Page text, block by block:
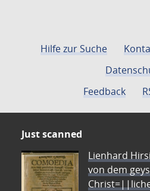
Hilfe zur Suche
Feedback
Just scanned
Lienhard
von dem